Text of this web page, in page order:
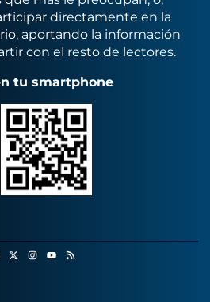
directamente en la
aportando la información
con el resto de lectores.
tu smartphone
Instagram